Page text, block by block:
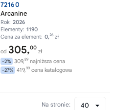
72160
Arcanine
Rok: 2026
Elementy: 1190
Cena za element: 0,26 zł
od 305,00
zł
-2% 309,89 najniższa cena
-27% 419,99 cena katalogowa
40
Na stronie: